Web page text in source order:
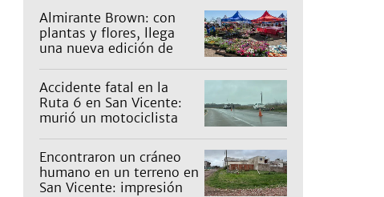
Almirante Brown: con
plantas y flores, llega
una nueva edición de
Accidente fatal en la
Ruta 6 en San Vicente:
murió un motociclista
Encontraron un cráneo
humano en un terreno en
San Vicente: impresión